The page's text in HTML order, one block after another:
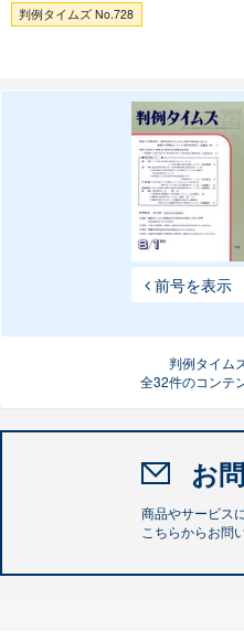
判例タイムズ No.728
前号を表示
判例タイム
全32件のコンテ
お
商品やサービス
こちらからお問